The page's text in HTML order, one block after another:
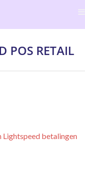
POS RETAIL
Lightspeed betalingen